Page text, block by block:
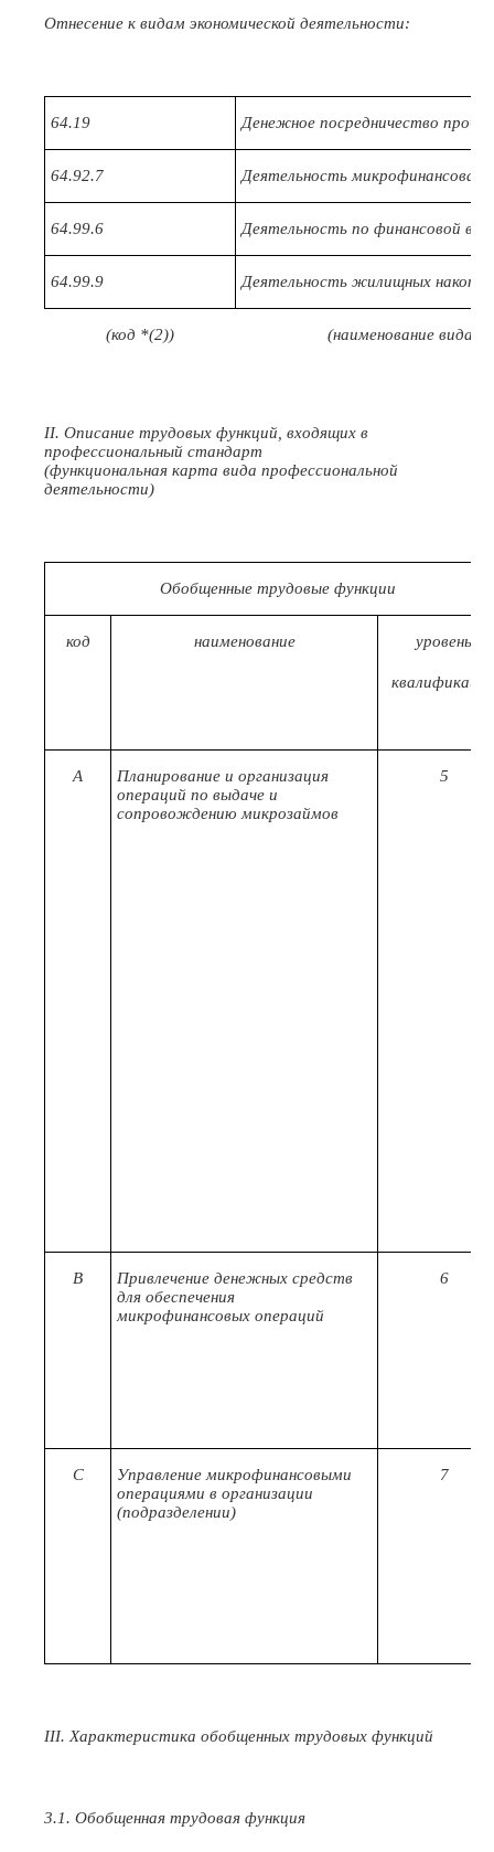
Отнесение к видам экономической деятельности:
64.19 Денежное посредничество прочее
64.92.7 Деятельность микрофинансовая
64.99.6 Деятельность по финансовой
64.99.9 Деятельность жилищных
(код *(2)) (наименование вида
II. Описание трудовых функций, входящих в
профессиональный стандарт
(функциональная карта вида профессиональной
деятельности)
Обобщенные трудовые функции
код наименование уровень
А
Планирование и организация
операций по выдаче и
сопровождению микрозаймов
5
В
Привлечение денежных средств
для обеспечения
микрофинансовых операций
6
С
Управление микрофинансовыми
операциями в организации
(подразделении)
7
III. Характеристика обобщенных трудовых функций
3.1. Обобщенная трудовая функция